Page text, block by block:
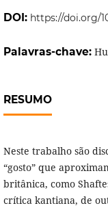
DOI: https://doi.org/
Palavras-chave:
RESUMO
Neste trabalho são
“gosto” que
britânica, como
crítica kantiana, de